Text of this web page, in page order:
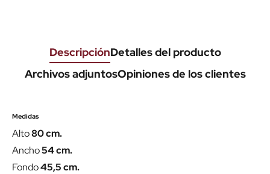
DescripciónDetalles del producto
Archivos adjuntosOpiniones de los clientes
Medidas
Alto80 cm.
Ancho54 cm.
Fondo45,5 cm.